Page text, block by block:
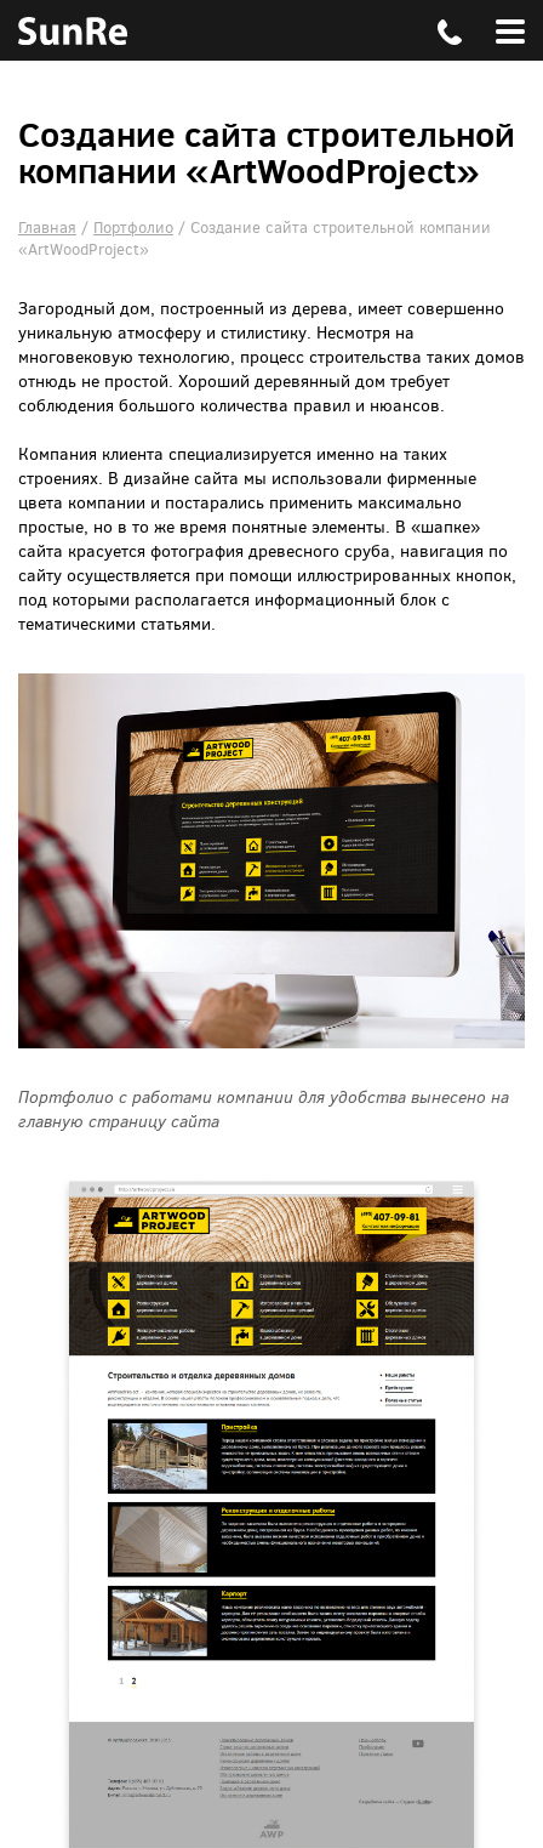
Создание сайта строительной
компании «ArtWoodProject»
Главная / Портфолио / Создание сайта строительной компании
«ArtWoodProject»
Загородный дом, построенный из дерева, имеет совершенно
уникальную атмосферу и стилистику. Несмотря на
многовековую технологию, процесс строительства таких домов
отнюдь не простой. Хороший деревянный дом требует
соблюдения большого количества правил и нюансов.
Компания клиента специализируется именно на таких
строениях. В дизайне сайта мы использовали фирменные
цвета компании и постарались применить максимально
простые, но в то же время понятные элементы. В «шапке»
сайта красуется фотография древесного сруба, навигация по
сайту осуществляется при помощи иллюстрированных кнопок,
под которыми располагается информационный блок с
тематическими статьями.
Портфолио с работами компании для удобства вынесено на
главную страницу сайта